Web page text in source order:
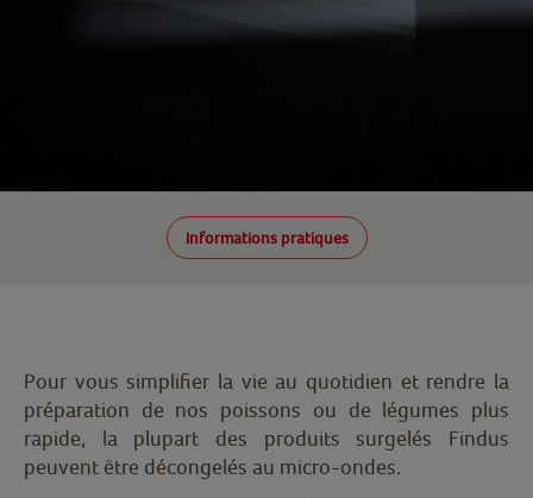
Informations pratiques
Pour vous simplifier la vie au quotidien et rendre la
préparation de nos poissons ou de légumes plus
rapide, la plupart des produits surgelés Findus
peuvent être décongelés au micro-ondes.